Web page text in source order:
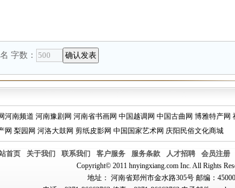
字数：
河南频道 河南豫剧网 河南省书画网 中国越调网 中国古曲网 博雅特产网
网 梨园网 河洛大鼓网 剪纸皮影网 中国国家艺术网 庆阳民俗文化商城
首页 关于我们 联系我们 客户服务 服务条款 人才招聘 会员注册
Copyright© 2011 hnyingxiang.com Inc. All Rights
地址： 河南省郑州市金水路305号 邮编：